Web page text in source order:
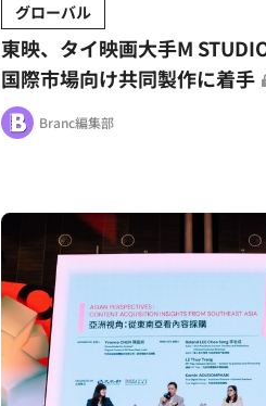
グローバル
東映、タイ映画大手M
国際市場向け共同製作に着手
Branc編集部